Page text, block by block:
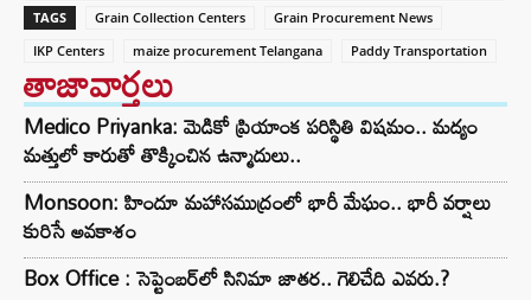
TAGS Grain Collection Centers
Grain Procurement News
IKP Centers
maize procurement Telangana Paddy Transportation
తాజావార్తలు
Medico Priyanka: మెడికో ప్రియాంక పరిస్థితి విషమం.. మద్యం
మత్తులో కారుతో తొక్కించిన ఉన్మాదులు..
Monsoon: హిందూ మహాసముద్రంలో భారీ మేఘం.. భారీ వర్షాలు
కురిసే అవకాశం
Box Office : సెప్టెంబర్‌లో సినిమా జాతర.. గెలిచేది ఎవరు.?